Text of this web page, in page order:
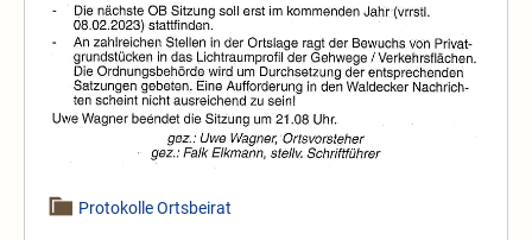
Protokolle Ortsbeirat